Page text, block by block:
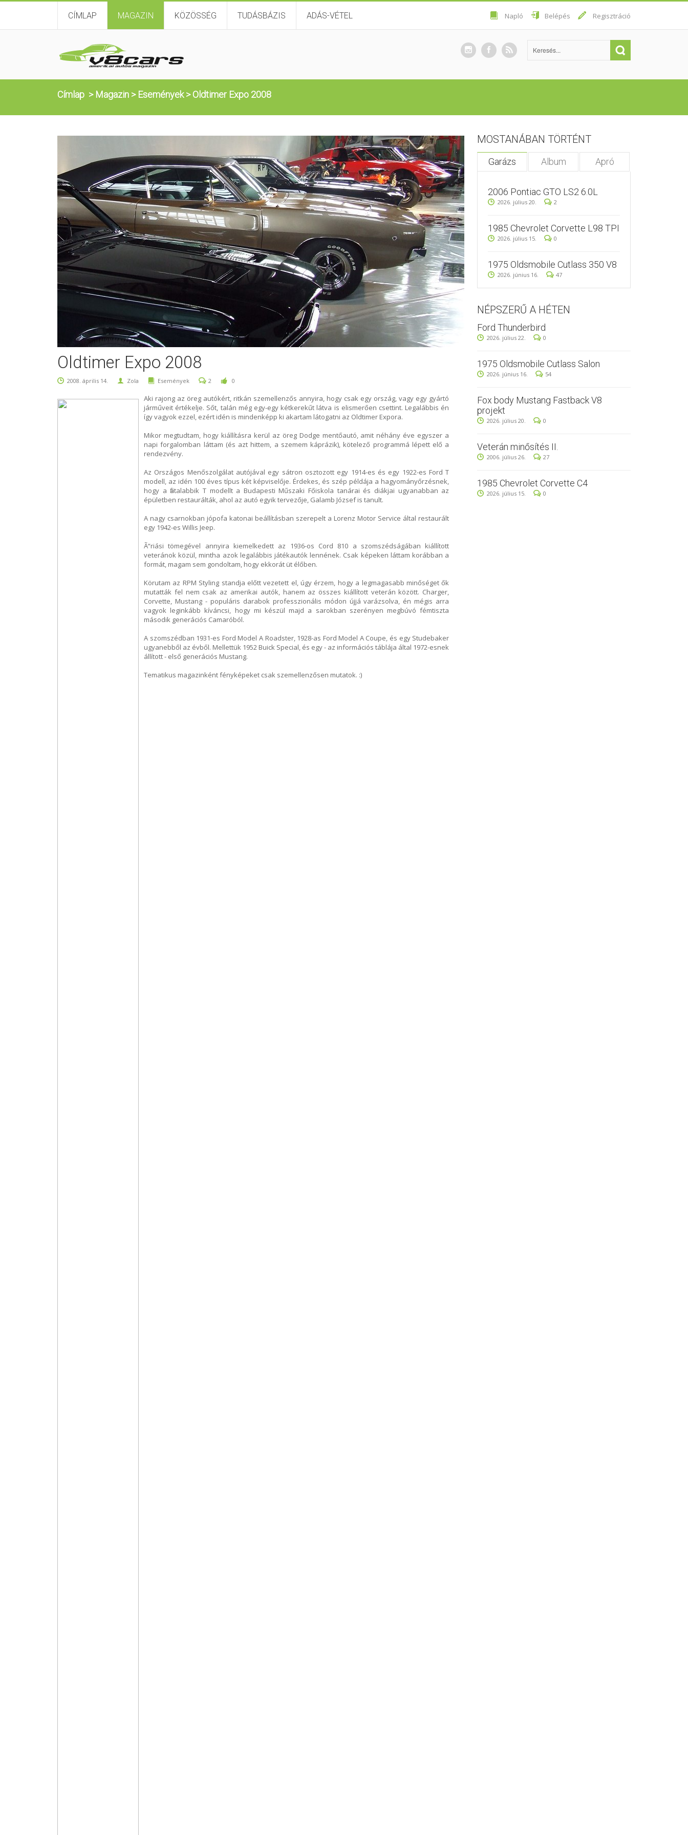
CÍMLAP MAGAZIN KÖZÖSSÉG TUDÁSBÁZIS ADÁS-VÉTEL Napló Belépés Regisztráció
Címlap > Magazin > Események>Oldtimer Expo 2008
Oldtimer Expo 2008
2008. április 14. Zola Események 2 0
Aki rajong az öreg autókért, ritkán szemellenzős annyira, hogy csak egy ország, vagy egy gyártó
járműveit értékelje. Sőt, talán még egy-egy kétkerekűt látva is elismerően csettint. Legalábbis én
így vagyok ezzel, ezért idén is mindenképp ki akartam látogatni az Oldtimer Expora.
Mikor megtudtam, hogy kiállításra kerül az öreg Dodge mentőautó, amit néhány éve egyszer a
napi forgalomban láttam (és azt hittem, a szemem káprázik), kötelező programmá lépett elő a
rendezvény.
Az Országos Menőszolgálat autójával egy sátron osztozott egy 1914-es és egy 1922-es Ford T
modell, az idén 100 éves típus két képviselője. Érdekes, és szép példája a hagyományőrzésnek,
hogy a fiatalabbik T modellt a Budapesti Műszaki Főiskola tanárai és diákjai ugyanabban az
épületben restaurálták, ahol az autó egyik tervezője, Galamb József is tanult.
A nagy csarnokban jópofa katonai beállításban szerepelt a Lorenz Motor Service által restaurált
egy 1942-es Willis Jeep.
Ã“riási tömegével annyira kiemelkedett az 1936-os Cord 810 a szomszédságában kiállított
veteránok közül, mintha azok legalábbis játékautók lennének. Csak képeken láttam korábban a
formát, magam sem gondoltam, hogy ekkorát üt élőben.
Körutam az RPM Styling standja előtt vezetett el, úgy érzem, hogy a legmagasabb minőséget ők
mutatták fel nem csak az amerikai autók, hanem az összes kiállított veterán között. Charger,
Corvette, Mustang - populáris darabok professzionális módon újjá varázsolva, én mégis arra
vagyok leginkább kíváncsi, hogy mi készül majd a sarokban szerényen megbúvó fémtiszta
második generációs Camaróból.
A szomszédban 1931-es Ford Model A Roadster, 1928-as Ford Model A Coupe, és egy Studebaker
ugyanebből az évből. Mellettük 1952 Buick Special, és egy - az információs táblája által 1972-esnek
állított - első generációs Mustang.
Tematikus magazinként fényképeket csak szemellenzősen mutatok. :)
MOSTANÁBAN TÖRTÉNT
Garázs Album Apró
2006 Pontiac GTO LS2 6.0L
2026. július 20. 2
1985 Chevrolet Corvette L98 TPI
2026. július 15. 0
1975 Oldsmobile Cutlass 350 V8
2026. június 16. 47
NÉPSZERŰ A HÉTEN
Ford Thunderbird
2026. július 22. 0
1975 Oldsmobile Cutlass Salon
2026. június 16. 54
Fox body Mustang Fastback V8
projekt
2026. július 20. 0
Veterán minősítés II.
2006. július 26. 27
1985 Chevrolet Corvette C4
2026. július 15. 0